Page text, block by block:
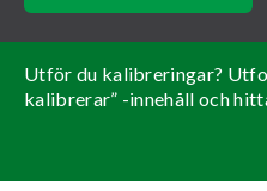
Utför du kalibreringar?
kalibrerar” -innehåll och